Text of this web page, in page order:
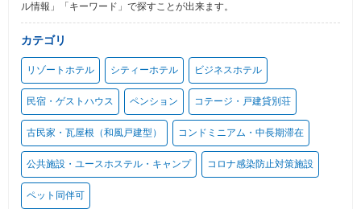
ル情報」「キーワード」で探すことが出来ます。
カテゴリ
リゾートホテル シティーホテル ビジネスホテル
民宿・ゲストハウス ペンション コテージ・戸建貸別荘
古民家・瓦屋根（和風戸建型） コンドミニアム・中長期滞在
公共施設・ユースホステル・キャンプ コロナ感染防止対策施設
ペット同伴可